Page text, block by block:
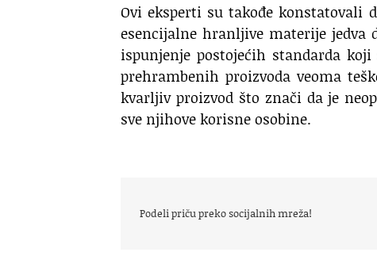
Ovi eksperti su takođe konstatovali
esencijalne hranljive materije
ispunjenje postojećih standarda
prehrambenih proizvoda veoma
kvarljiv proizvod što znači da je
sve njihove korisne osobine.
Podeli priču preko socijalnih mreža!